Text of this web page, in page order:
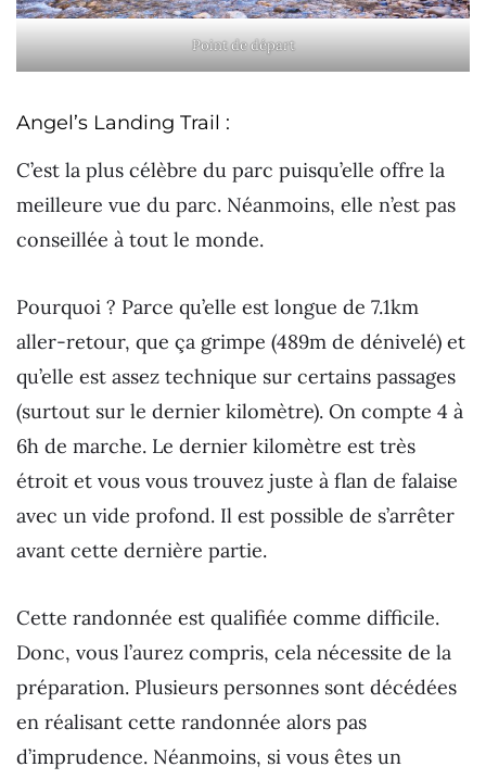
Point de départ
Angel’s Landing Trail :
C’est la plus célèbre du parc puisqu’elle offre la
meilleure vue du parc. Néanmoins, elle n’est pas
conseillée à tout le monde.
Pourquoi ? Parce qu’elle est longue de 7.1km
aller-retour, que ça grimpe (489m de dénivelé) et
qu’elle est assez technique sur certains passages
(surtout sur le dernier kilomètre). On compte 4 à
6h de marche. Le dernier kilomètre est très
étroit et vous vous trouvez juste à flan de falaise
avec un vide profond. Il est possible de s’arrêter
avant cette dernière partie.
Cette randonnée est qualifiée comme difficile.
Donc, vous l’aurez compris, cela nécessite de la
préparation. Plusieurs personnes sont décédées
en réalisant cette randonnée alors pas
d’imprudence. Néanmoins, si vous êtes un